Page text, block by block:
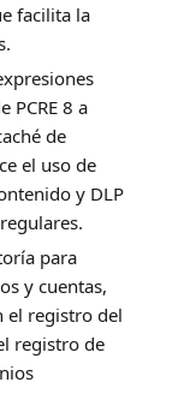
facilita la
PCRE 8 a
de
el uso de
y DLP
para
y cuentas,
el registro del
registro de